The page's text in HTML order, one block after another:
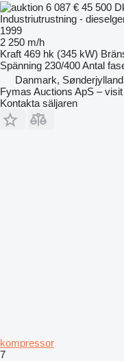
6 087 € 45 500
Industriutrustning -
1999
2 250 m/h
Kraft 469 hk (345 kW)
Spänning 230/400Antal
Danmark, Sønderjylland
Fymas Auctions ApS –
Kontakta säljaren
kompressor
7